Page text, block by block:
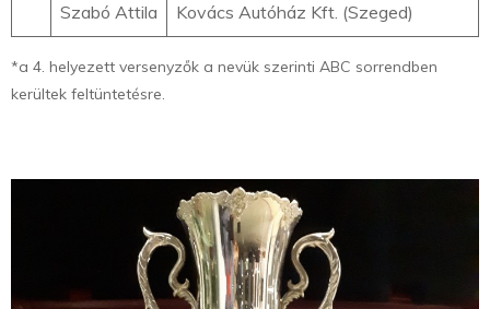
Szabó Attila Kovács Autóház Kft. (Szeged)
*a 4. helyezett versenyzők a nevük szerinti ABC sorrendben
kerültek feltüntetésre.